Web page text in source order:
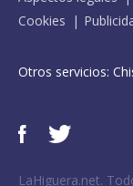
Cookies
Otros servicios:
LaHiguera.net.